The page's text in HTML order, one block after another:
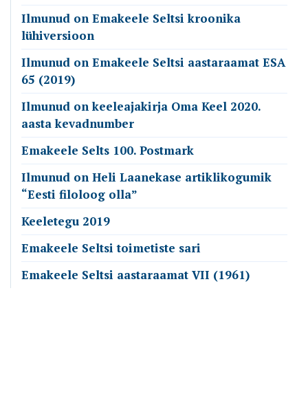
Ilmunud on Emakeele Seltsi kroonika
lühiversioon
Ilmunud on Emakeele Seltsi aastaraamat ESA
65 (2019)
Ilmunud on keeleajakirja Oma Keel 2020.
aasta kevadnumber
Emakeele Selts 100. Postmark
Ilmunud on Heli Laanekase artiklikogumik
“Eesti filoloog olla”
Keeletegu 2019
Emakeele Seltsi toimetiste sari
Emakeele Seltsi aastaraamat VII (1961)